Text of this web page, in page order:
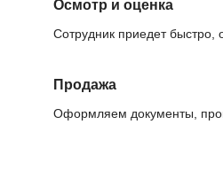
Осмотр и оценка
Сотрудник приедет быстро,
Продажа
Оформляем документы,